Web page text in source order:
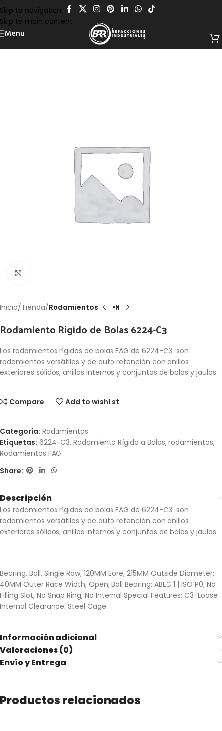
Skip to navigation
Skip to main content
Menu
Inicio Tienda Rodamientos
Rodamiento Rígido de Bolas 6224-C3
Los rodamientos rígidos de bolas FAG de 6224-C3 son
rodamientos versátiles y de auto retención con anillos
exteriores sólidos, anillos internos y conjuntos de bolas y jaulas.
Compare Add to wishlist
Categoría: Rodamientos
Etiquetas: 6224-C3, Rodamiento Rígido a Bolas, rodamientos,
Rodamientos FAG
Share:
Descripción
Los rodamientos rígidos de bolas FAG de 6224-C3 son
rodamientos versátiles y de auto retención con anillos
exteriores sólidos, anillos internos y conjuntos de bolas y jaulas.
Bearing, Ball, Single Row; 120MM Bore; 215MM Outside Diameter;
40MM Outer Race Width; Open; Ball Bearing; ABEC 1 | ISO P0; No
Filling Slot; No Snap Ring; No Internal Special Features; C3-Loose
Internal Clearance; Steel Cage
Información adicional
Valoraciones (0)
Envío y Entrega
Productos relacionados